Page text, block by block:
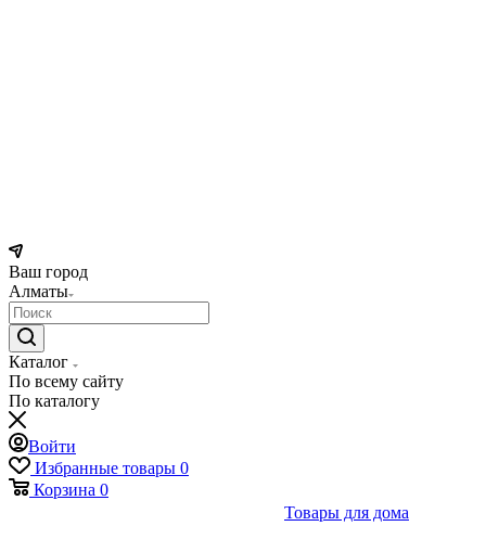
Ваш город
Алматы
Каталог
По всему сайту
По каталогу
Войти
Избранные товары 0
Корзина 0
Товары для дома